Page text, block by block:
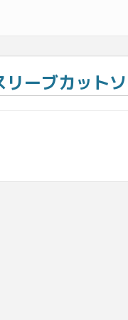
ーブカット